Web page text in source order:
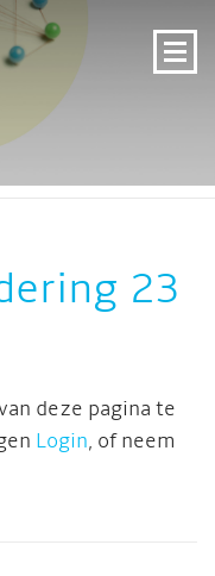
23
deze pagina te
Login, of neem